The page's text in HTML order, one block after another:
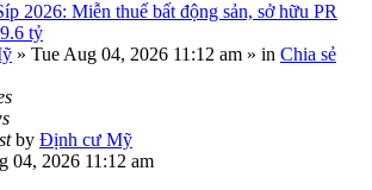
2026: Miễn thuế bất động sản, sở hữu PR
tỷ
» Tue Aug 04, 2026 11:12 am » in Chia sẻ
by Định cư Mỹ
04, 2026 11:12 am